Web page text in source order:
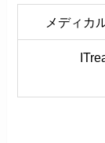
メディカ